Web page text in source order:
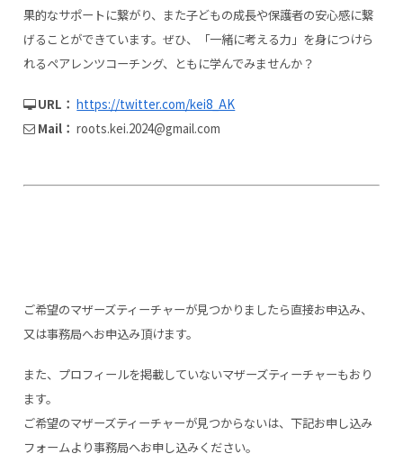
果的なサポートに繋がり、また子どもの成長や保護者の安心感に繋
げることができています。ぜひ、「一緒に考える力」を身につけら
れるペアレンツコーチング、ともに学んでみませんか？
URL： https://twitter.com/kei8_AK
Mail： roots.kei.2024@gmail.com
ご希望のマザーズティーチャーが見つかりましたら直接お申込み、
又は事務局へお申込み頂けます。
また、プロフィールを掲載していないマザーズティーチャーもおり
ます。
ご希望のマザーズティーチャーが見つからないは、下記お申し込み
フォームより事務局へお申し込みください。